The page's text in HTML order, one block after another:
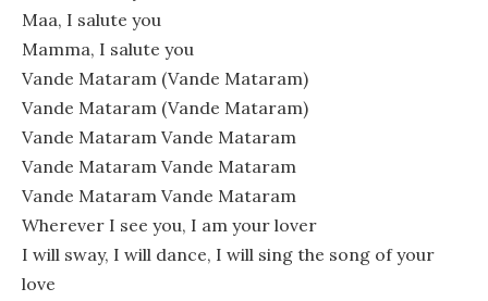
Maa, I salute you
Mamma, I salute you
Vande Mataram (Vande Mataram)
Vande Mataram (Vande Mataram)
Vande Mataram Vande Mataram
Vande Mataram Vande Mataram
Vande Mataram Vande Mataram
Wherever I see you, I am your lover
I will sway, I will dance, I will sing the song of your
love